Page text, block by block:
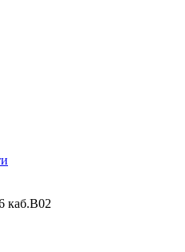
каб.B02